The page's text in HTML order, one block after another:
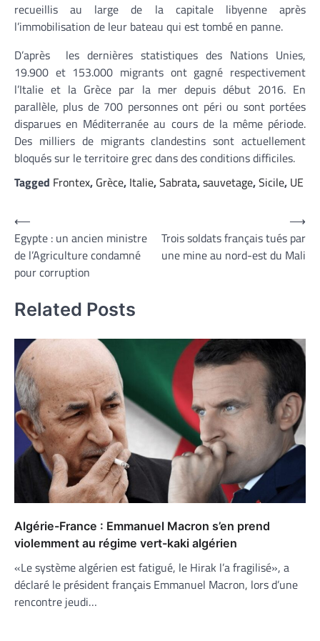
recueillis au large de la capitale libyenne après
l’immobilisation de leur bateau qui est tombé en panne.
D’après les dernières statistiques des Nations Unies,
19.900 et 153.000 migrants ont gagné respectivement
l’Italie et la Grèce par la mer depuis début 2016. En
parallèle, plus de 700 personnes ont péri ou sont portées
disparues en Méditerranée au cours de la même période.
Des milliers de migrants clandestins sont actuellement
bloqués sur le territoire grec dans des conditions difficiles.
Tagged Frontex, Grèce, Italie,Sabrata,sauvetage,Sicile, UE
Navigation
de
l’article
⟵
Egypte : un ancien ministre
de l’Agriculture condamné
pour corruption
Trois soldats français tués par
une mine au nord-est du Mali
⟶
Related Posts
Algérie-France : Emmanuel Macron s’en prend
violemment au régime vert-kaki algérien
«Le système algérien est fatigué, le Hirak l’a fragilisé», a
déclaré le président français Emmanuel Macron, lors d’une
rencontre jeudi…